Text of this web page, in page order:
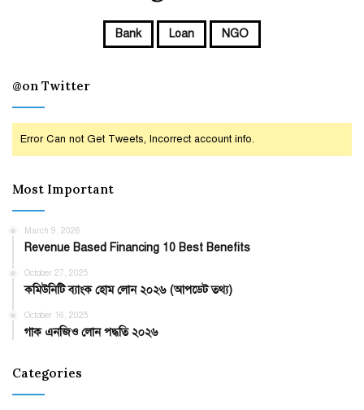
Bank Loan NGO
@on Twitter
Error Can not Get Tweets, Incorrect account info.
Most Important
March 9, 2026
Revenue Based Financing 10 Best Benefits
October 27, 2025
কমিউনিটি ব্যাংক হোম লোন ২০২৬ (আপডেট তথ্য)
October 16, 2025
গাক এনজিও লোন পদ্ধতি ২০২৬
Categories